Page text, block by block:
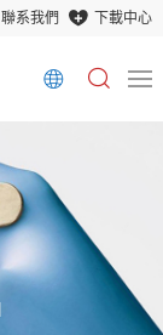
聯系我們 下載中心